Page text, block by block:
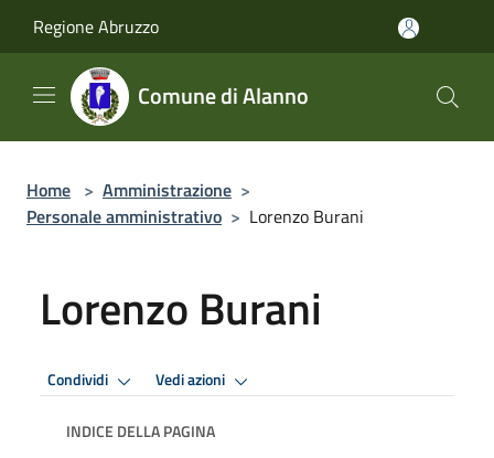
Regione Abruzzo
Comune di Alanno
Home > Amministrazione >
Personale amministrativo > Lorenzo Burani
Lorenzo Burani
Condividi Vedi azioni
INDICE DELLA PAGINA